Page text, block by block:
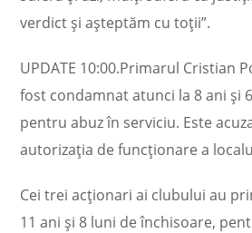
verdict şi aşteptăm cu toţii”.
UPDATE 10:00.Primarul Cristian
fost condamnat atunci la 8 ani şi
pentru abuz în serviciu. Este
autorizaţia de funcţionare a
Cei trei acţionari ai clubului au
11 ani şi 8 luni de închisoare,